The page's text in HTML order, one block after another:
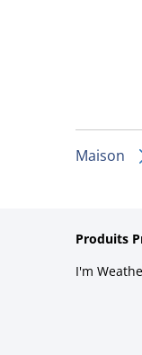
Maison
Produits
I'm